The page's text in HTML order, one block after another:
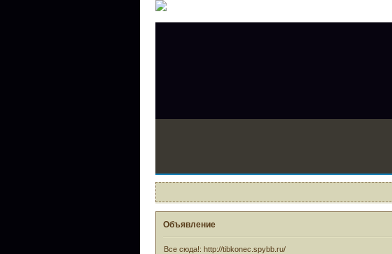
Объявление
Все сюда!: http://tibkonec.spybb.ru/